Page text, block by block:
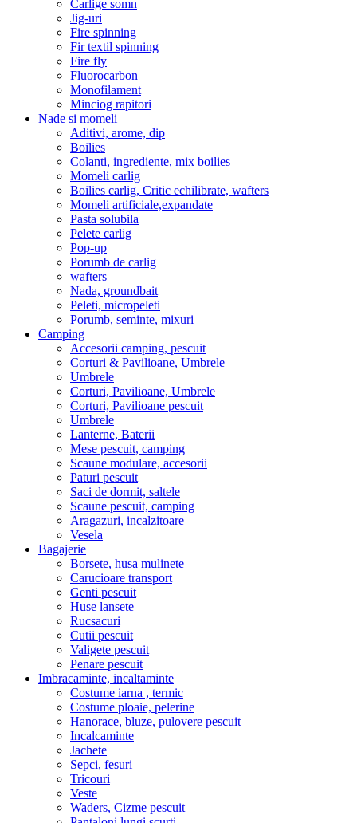
Carlige somn
Jig-uri
Fire spinning
Fir textil spinning
Fire fly
Fluorocarbon
Monofilament
Minciog rapitori
Nade si momeli
Aditivi, arome, dip
Boilies
Colanti, ingrediente, mix boilies
Momeli carlig
Boilies carlig, Critic echilibrate, wafters
Momeli artificiale,expandate
Pasta solubila
Pelete carlig
Pop-up
Porumb de carlig
wafters
Nada, groundbait
Peleti, micropeleti
Porumb, seminte, mixuri
Camping
Accesorii camping, pescuit
Corturi & Pavilioane, Umbrele
Umbrele
Corturi, Pavilioane, Umbrele
Corturi, Pavilioane pescuit
Umbrele
Lanterne, Baterii
Mese pescuit, camping
Scaune modulare, accesorii
Paturi pescuit
Saci de dormit, saltele
Scaune pescuit, camping
Aragazuri, incalzitoare
Vesela
Bagajerie
Borsete, husa mulinete
Carucioare transport
Genti pescuit
Huse lansete
Rucsacuri
Cutii pescuit
Valigete pescuit
Penare pescuit
Imbracaminte, incaltaminte
Costume iarna , termic
Costume ploaie, pelerine
Hanorace, bluze, pulovere pescuit
Incalcaminte
Jachete
Sepci, fesuri
Tricouri
Veste
Waders, Cizme pescuit